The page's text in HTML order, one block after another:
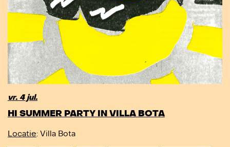
vr. 4 jul.
HI SUMMER PARTY IN VILLA BOTA
Locatie: Villa Bota